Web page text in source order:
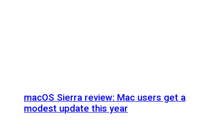
macOS Sierra review: Mac users get a
modest update this year